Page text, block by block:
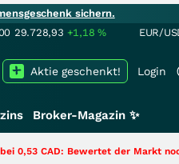
sichern.
29.728,93 +1,18% EUR/
Login
Aktie geschenkt!
Broker-Magazin ✨
der Markt noch immer nur die